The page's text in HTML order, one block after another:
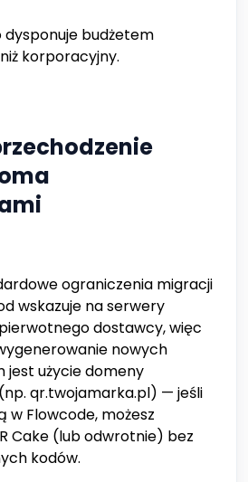
dysponuje budżetem
korporacyjny.
ograniczenia migracji
wskazuje na serwery
dostawcy, więc
nowych
jest użycie domeny
qr.twojamarka.pl) — jeśli
w Flowcode, możesz
Cake (lub odwrotnie) bez
kodów.